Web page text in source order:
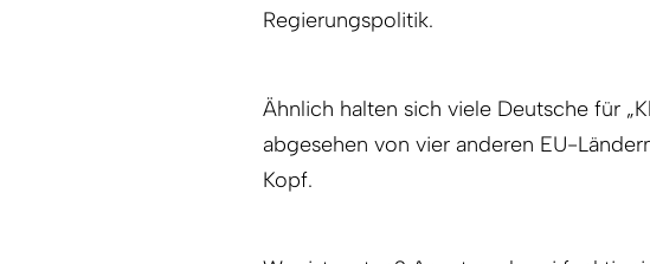
Regierungspolitik.
Ähnlich halten sich viele Deutsche für
abgesehen von vier anderen EU-
Kopf.